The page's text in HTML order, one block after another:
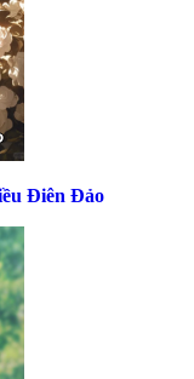
Điên Đảo